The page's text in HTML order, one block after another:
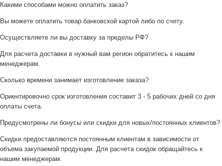
Какими способами можно оплатить заказ?
Вы можете оплатить товар банковской картой либо по счету.
Осуществляете ли вы доставку за пределы РФ?
Для расчета доставки в нужный вам регион обратитесь к нашим
менеджерам.
Сколько времени занимает изготовление заказа?
Ориентировочно срок изготовления составит 3 - 5 рабочих дней со дня
оплаты счета.
Предусмотрены ли бонусы или скидки для новых/постоянных клиентов?
Скидки предоставляются постоянным клиентам в зависимости от
объема закупаемой продукции. Для расчета скидок обращайтесь к
нашим менеджерам.